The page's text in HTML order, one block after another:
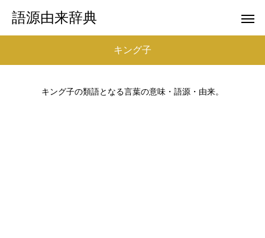
語源由来辞典
キング子
キング子の類語となる言葉の意味・語源・由来。